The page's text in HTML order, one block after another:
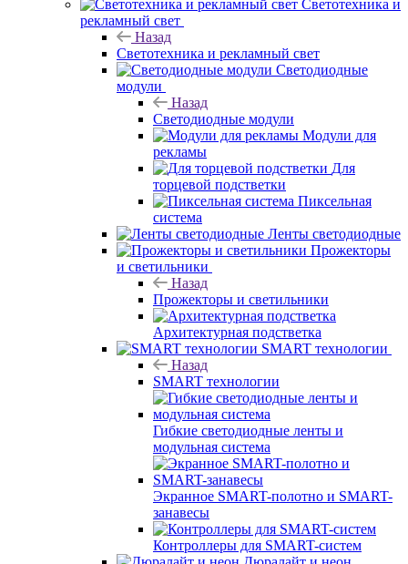
Светотехника и
рекламный свет
Назад
Светотехника и рекламный свет
Светодиодные
модули
Назад
Светодиодные модули
Модули для
рекламы
Для
торцевой подстветки
Пиксельная
система
Ленты светодиодные
Прожекторы
и светильники
Назад
Прожекторы и светильники
Архитектурная подстветка
SMART технологии
Назад
SMART технологии
Гибкие светодиодные ленты и
модульная система
Экранное SMART-полотно и SMART-
занавесы
Контроллеры для SMART-систем